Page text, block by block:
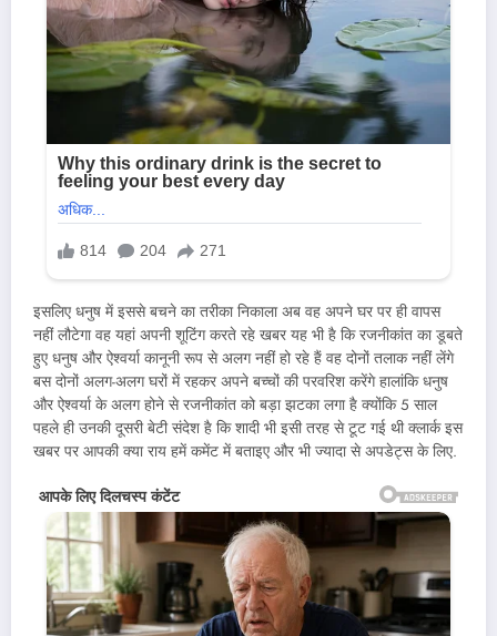
इसलिए धनुष में इससे बचने का तरीका निकाला अब वह अपने घर पर ही वापस
नहीं लौटेगा वह यहां अपनी शूटिंग करते रहे खबर यह भी है कि रजनीकांत का डूबते
हुए धनुष और ऐश्वर्या कानूनी रूप से अलग नहीं हो रहे हैं वह दोनों तलाक नहीं लेंगे
बस दोनों अलग-अलग घरों में रहकर अपने बच्चों की परवरिश करेंगे हालांकि धनुष
और ऐश्वर्या के अलग होने से रजनीकांत को बड़ा झटका लगा है क्योंकि 5 साल
पहले ही उनकी दूसरी बेटी संदेश है कि शादी भी इसी तरह से टूट गई थी क्लार्क इस
खबर पर आपकी क्या राय हमें कमेंट में बताइए और भी ज्यादा से अपडेट्स के लिए.